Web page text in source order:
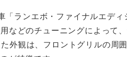
ランエボ・ファイナルエディ
などのチューニングによって
外観は、フロントグリルの周